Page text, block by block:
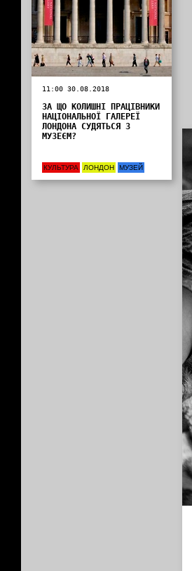
11:00 30.08.2018
ЗА ЩО КОЛИШНІ ПРАЦІВНИКИ
НАЦІОНАЛЬНОЇ ГАЛЕРЕЇ
ЛОНДОНА СУДЯТЬСЯ З
МУЗЕЄМ?
КУЛЬТУРА ЛОНДОН МУЗЕЙ